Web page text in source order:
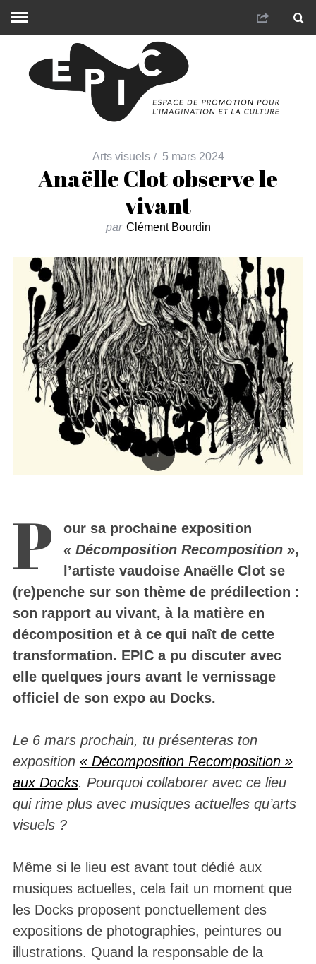
Arts visuels 5 mars 2024
Anaëlle Clot observe le
vivant
par Clément Bourdin
P
our sa prochaine exposition
« Décomposition Recomposition »,
l’artiste vaudoise Anaëlle Clot se
(re)penche sur son thème de prédilection :
son rapport au vivant, à la matière en
décomposition et à ce qui naît de cette
transformation. EPIC a pu discuter avec
elle quelques jours avant le vernissage
officiel de son expo au Docks.
Le 6 mars prochain, tu présenteras ton
exposition « Décomposition Recomposition »
aux Docks. Pourquoi collaborer avec ce lieu
qui rime plus avec musiques actuelles qu’arts
visuels ?
Même si le lieu est avant tout dédié aux
musiques actuelles, cela fait un moment que
les Docks proposent ponctuellement des
expositions de photographies, peintures ou
illustrations. Quand la responsable de la